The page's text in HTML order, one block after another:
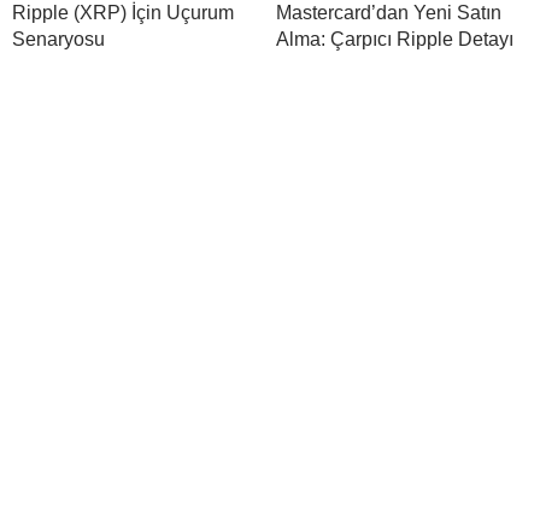
Ripple (XRP) İçin Uçurum
Senaryosu
Mastercard’dan Yeni Satın
Alma: Çarpıcı Ripple Detayı